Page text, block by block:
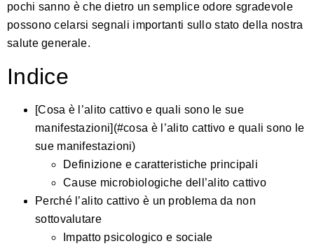
pochi sanno è che dietro un semplice odore sgradevole
possono celarsi segnali importanti sullo stato della nostra
salute generale.
Indice
[Cosa è l’alito cattivo e quali sono le sue
manifestazioni](#cosa è l’alito cattivo e quali sono le
sue manifestazioni)
Definizione e caratteristiche principali
Cause microbiologiche dell’alito cattivo
Perché l’alito cattivo è un problema da non
sottovalutare
Impatto psicologico e sociale